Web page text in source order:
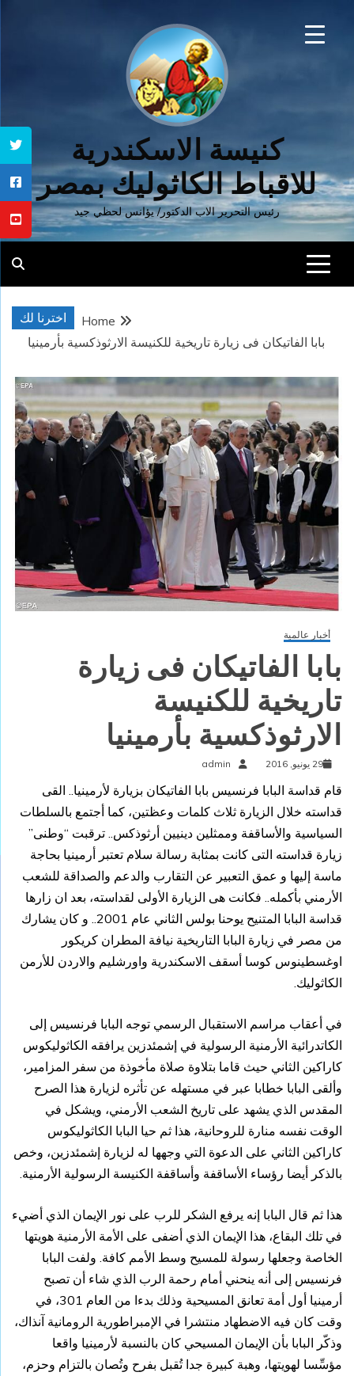
كنيسة الاسكندرية
للاقباط الكاثوليك بمصر
رئيس التحرير الاب الدكتور/ يؤانس لحظي جيد
اخترنا لك
Home
بابا الفاتيكان فى زيارة تاريخية للكنيسة الارثوذكسية بأرمينيا
أخبار عالمية
بابا الفاتيكان فى زيارة
تاريخية للكنيسة
الارثوذكسية بأرمينيا
29 يونيو, 2016 admin
قام قداسة البابا فرنسيس بابا الفاتيكان بزيارة لأرمينيا.. القى
قداسته خلال الزيارة ثلاث كلمات وعظتين، كما أجتمع بالسلطات
السياسية والأساقفة وممثلين دينيين أرثوذكس.. ترقبت “وطنى”
زيارة قداسته التى كانت بمثابة رسالة سلام تعتبر أرمينيا بحاجة
ماسة إليها و عمق التعبير عن التقارب والدعم والصداقة للشعب
الأرمني بأكمله.. فكانت هى الزيارة الأولى لقداسته، بعد ان زارها
قداسة البابا المتنيح يوحنا بولس الثاني عام 2001.. و كان يشارك
من مصر في زيارة البابا التاريخية نيافة المطران كريكور
اوغسطينوس كوسا أسقف الاسكندرية واورشليم والاردن للأرمن
الكاثوليك.
في أعقاب مراسم الاستقبال الرسمي توجه البابا فرنسيس إلى
الكاتدرائية الأرمنية الرسولية في إشمئدزين يرافقه الكاثوليكوس
كاراكين الثاني حيث قاما بتلاوة صلاة مأخوذة من سفر المزامير،
وألقى البابا خطابا عبر في مستهله عن تأثره لزيارة هذا الصرح
المقدس الذي يشهد على تاريخ الشعب الأرمني، ويشكل في
الوقت نفسه منارة للروحانية، هذا ثم حيا البابا الكاثوليكوس
كاراكين الثاني على الدعوة التي وجهها له لزيارة إشمئدزين، وخص
بالذكر أيضا رؤساء الأساقفة وأساقفة الكنيسة الرسولية الأرمنية.
هذا ثم قال البابا إنه يرفع الشكر للرب على نور الإيمان الذي أضيء
في تلك البقاع، هذا الإيمان الذي أضفى على الأمة الأرمنية هويتها
الخاصة وجعلها رسولة للمسيح وسط الأمم كافة. ولفت البابا
فرنسيس إلى أنه ينحني أمام رحمة الرب الذي شاء أن تصبح
أرمينيا أول أمة تعانق المسيحية وذلك بدءا من العام 301، في
وقت كان فيه الاضطهاد منتشرا في الإمبراطورية الرومانية آنذاك،
وذكّر البابا بأن الإيمان المسيحي كان بالنسبة لأرمينيا واقعا
مؤسِّسا لهويتها، وهبة كبيرة جدا تُقبل بفرح وتُصان بالتزام وحزم،